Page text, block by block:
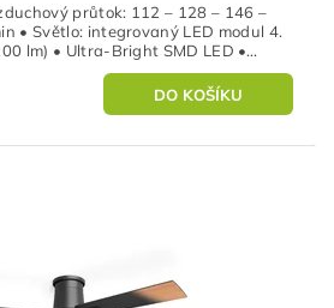
průtok: 112 – 128 – 146 –
• Světlo: integrovaný LED modul 4.
lm) • Ultra-Bright SMD LED •...